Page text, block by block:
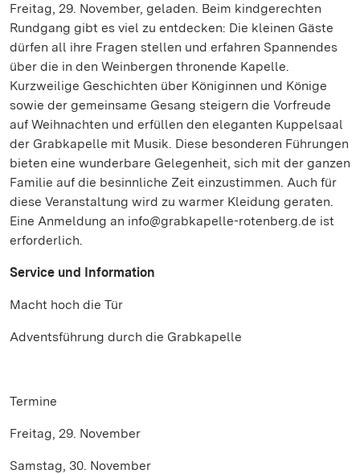
Freitag, 29. November, geladen. Beim kindgerechten
Rundgang gibt es viel zu entdecken: Die kleinen Gäste
dürfen all ihre Fragen stellen und erfahren Spannendes
über die in den Weinbergen thronende Kapelle.
Kurzweilige Geschichten über Königinnen und Könige
sowie der gemeinsame Gesang steigern die Vorfreude
auf Weihnachten und erfüllen den eleganten Kuppelsaal
der Grabkapelle mit Musik. Diese besonderen Führungen
bieten eine wunderbare Gelegenheit, sich mit der ganzen
Familie auf die besinnliche Zeit einzustimmen. Auch für
diese Veranstaltung wird zu warmer Kleidung geraten.
Eine Anmeldung an info@grabkapelle-rotenberg.de ist
erforderlich.
Service und Information
Macht hoch die Tür
Adventsführung durch die Grabkapelle
Termine
Freitag, 29. November
Samstag, 30. November